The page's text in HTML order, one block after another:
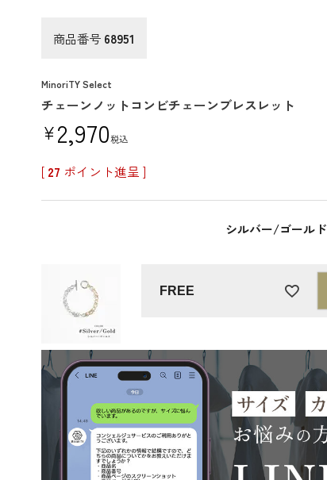
商品番号 68951
MinoriTY Select
チェーンノットコンビチェーンブレスレット
¥2,970税込
[ 27 ポイント進呈 ]
シルバー/ゴールド
FREE